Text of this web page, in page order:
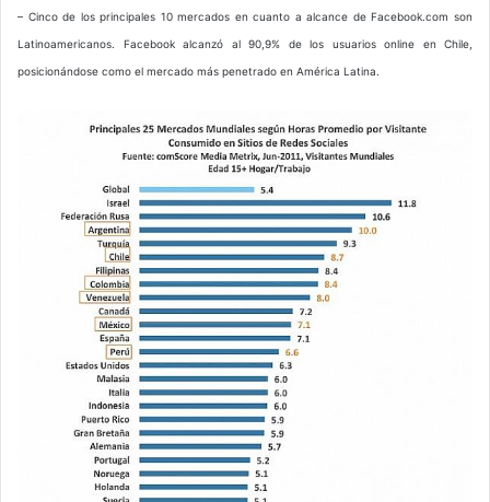
– Cinco de los principales 10 mercados en cuanto a alcance de Facebook.com son
Latinoamericanos. Facebook alcanzó al 90,9% de los usuarios online en Chile,
posicionándose como el mercado más penetrado en América Latina.